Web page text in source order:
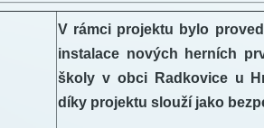
V rámci projektu bylo
instalace nových herních
školy v obci Radkovice u
díky projektu slouží jako